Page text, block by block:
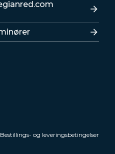
Bestillings- og leveringsbetingelser